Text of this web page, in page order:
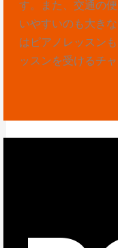
す。また、交通の
いやすいのも大き
はピアノレッスン
ッスンを受けるチ